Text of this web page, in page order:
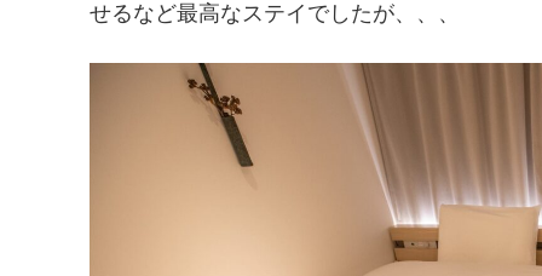
せるなど最高なステイでしたが、、、